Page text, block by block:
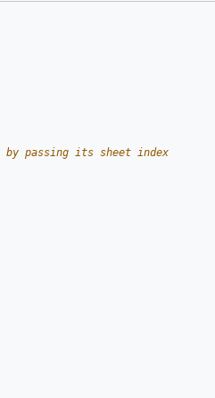
by passing its sheet index